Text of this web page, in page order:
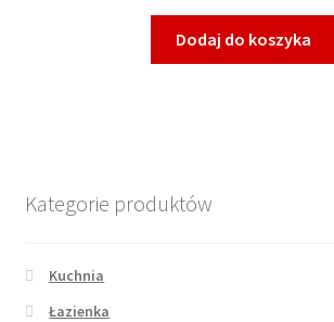
Dodaj do koszyka
Kategorie produktów
Kuchnia
Łazienka